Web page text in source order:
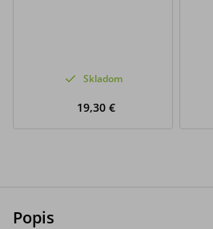
Skladom
19,30 €
Popis